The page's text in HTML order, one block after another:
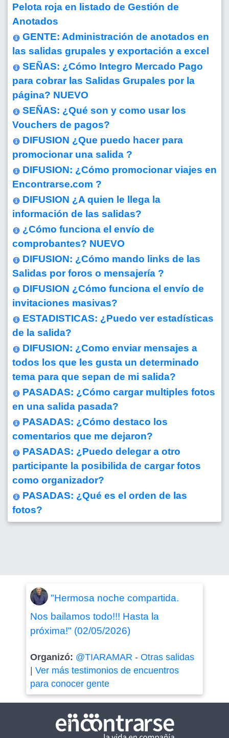
Pelota roja en listado de Gestión de
Anotados
GENTE: Administración de anotados en
las salidas grupales y exportación a excel
SEÑAS: ¿Cómo Integro Mercado Pago
para cobrar las Salidas Grupales por la
página? NUEVO
SEÑAS: ¿Qué son y como usar los
Vouchers de pagos?
DIFUSION ¿Que puedo hacer para
promocionar una salida ?
DIFUSION: ¿Cómo promocionar viajes en
Encontrarse.com ?
DIFUSION ¿A quien le llega la
información de las salidas?
¿Cómo funciona el envío de
comprobantes? NUEVO
DIFUSION: ¿Cómo mando links de las
Salidas por foros o mensajería ?
DIFUSION ¿Cómo funciona el envío de
invitaciones masivas?
ESTADISTICAS: ¿Puedo ver estadísticas
de la salida?
DIFUSION: ¿Como enviar mensajes a
todos los que les gusta un determinado
tema para que sepan de mi salida?
PASADAS: ¿Cómo cargar multiples fotos
en una salida pasada?
PASADAS: ¿Cómo destaco los
comentarios que me dejaron?
PASADAS: ¿Puedo delegar a otro
participante la posibilida de cargar fotos
como organizador?
PASADAS: ¿Qué es el orden de las
fotos?
"Hermosa noche compartida.
Nos bailamos todo!!! Hasta la
próxima!" (02/05/2026)
Organizó: @TIARAMAR - Otras salidas
Ver más testimonios de encuentros
para conocer gente